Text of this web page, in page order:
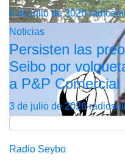
6 de julio de 2026
Noticias
Persisten las
Seibo por
a P&P Comercial
3 de julio de 2026
Radio Seybo